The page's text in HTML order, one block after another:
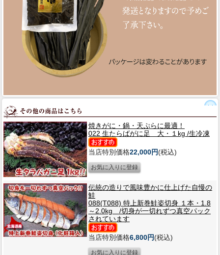
焼きがに・鍋・天ぷらに最適！
022 生たらばがに足 大・１kg /生冷凍
当店特別価格22,000円(税込)
伝統の造りで風味豊かに仕上げた自慢の
鮭
088(T088) 特上新巻鮭姿切身 １本・1.8
～2.0kg /切身が一切れずつ真空パック
されています
当店特別価格6,800円(税込)